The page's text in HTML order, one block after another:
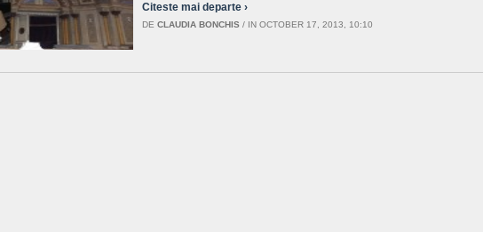
Citeste mai departe ›
DE CLAUDIA BONCHIS / IN OCTOBER 17, 2013, 10:10